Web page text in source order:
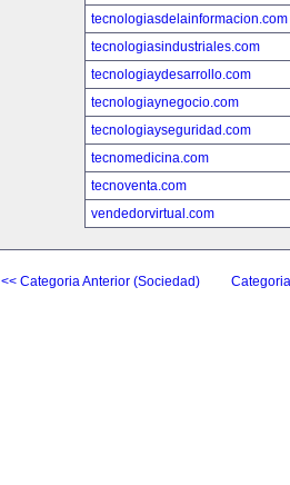
tecnologiasdelainformacion.com
tecnologiasindustriales.com
tecnologiaydesarrollo.com
tecnologiaynegocio.com
tecnologiayseguridad.com
tecnomedicina.com
tecnoventa.com
vendedorvirtual.com
<< Categoria Anterior (Sociedad)